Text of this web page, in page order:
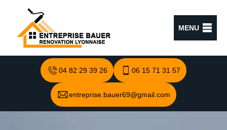
MENU
04 82 29 39 26 06 15 71 31 57
entreprise.bauer69@gmail.com